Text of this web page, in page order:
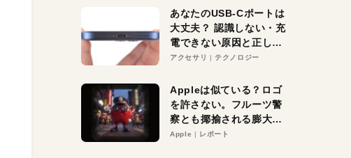
あなたのUSB-Cポートは
大丈夫？ 認識しない・充
電できない原因と正しい
対策
アクセサリ テクノロジー
Appleは似ている？ロゴ
を許さない。フルーツ警
察とも揶揄される膨大な
異議申し立て。対象は非
Apple レポート